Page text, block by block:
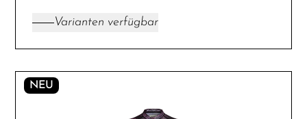
Varianten verfügbar
NEU